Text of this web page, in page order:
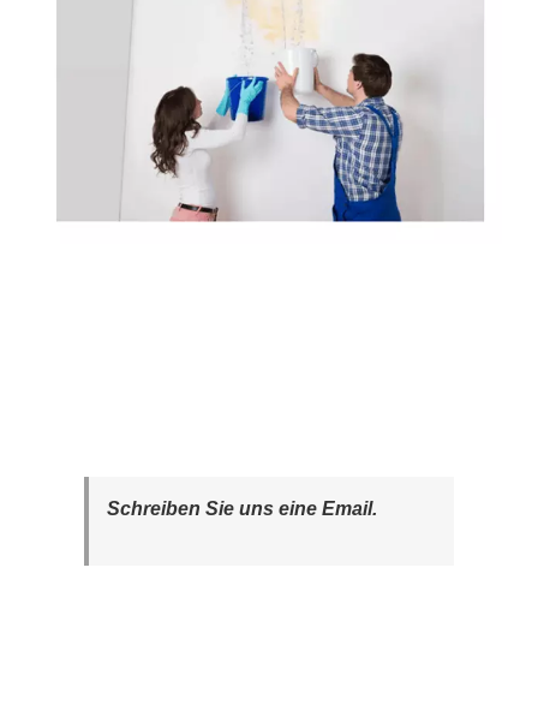
Schreiben Sie uns eine Email.